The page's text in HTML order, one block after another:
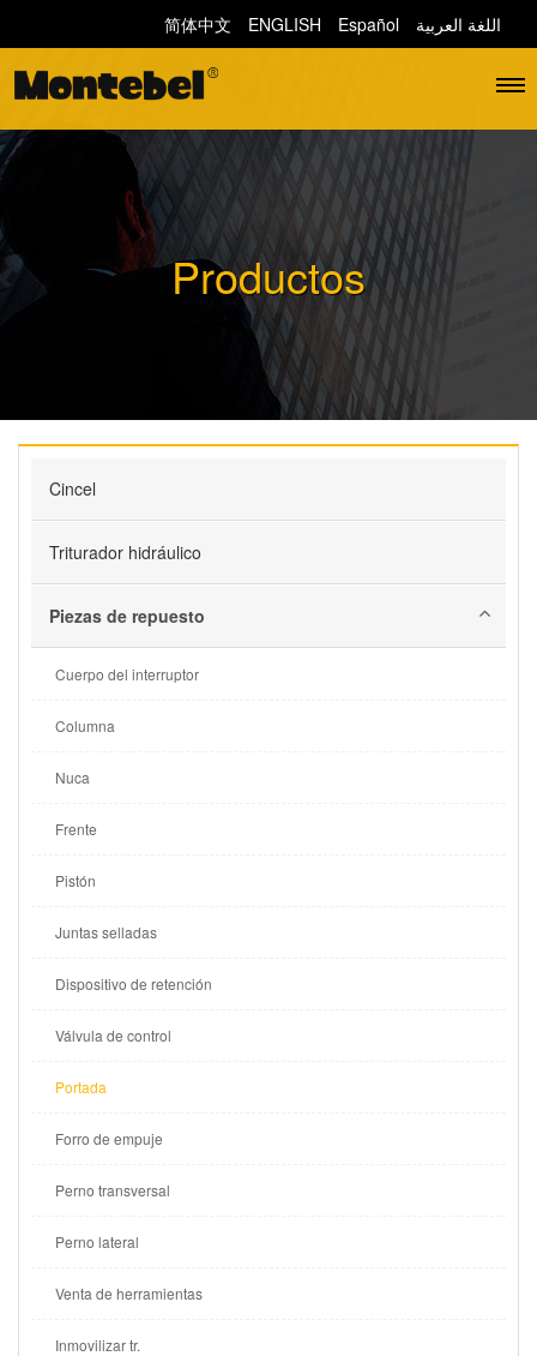
简体中文 ENGLISH Español اللغة العربية
Productos
Cincel
Triturador hidráulico
Piezas de repuesto
Cuerpo del interruptor
Columna
Nuca
Frente
Pistón
Juntas selladas
Dispositivo de retención
Válvula de control
Portada
Forro de empuje
Perno transversal
Perno lateral
Venta de herramientas
Inmovilizar tr.